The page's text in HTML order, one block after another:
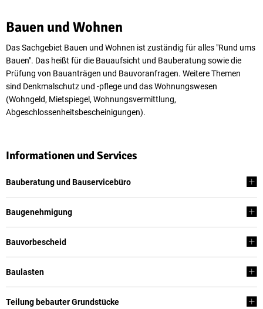
Bauen
und
Wohnen
Bauen und Wohnen
Das Sachgebiet Bauen und Wohnen ist zuständig für alles "Rund ums
Bauen". Das heißt für die Bauaufsicht und Bauberatung sowie die
Prüfung von Bauanträgen und Bauvoranfragen. Weitere Themen
sind Denkmalschutz und -pflege und das Wohnungswesen
(Wohngeld, Mietspiegel, Wohnungsvermittlung,
Abgeschlossenheitsbescheinigungen).
Informationen und Services
Bauberatung und Bauservicebüro
Baugenehmigung
Bauvorbescheid
Baulasten
Teilung bebauter Grundstücke